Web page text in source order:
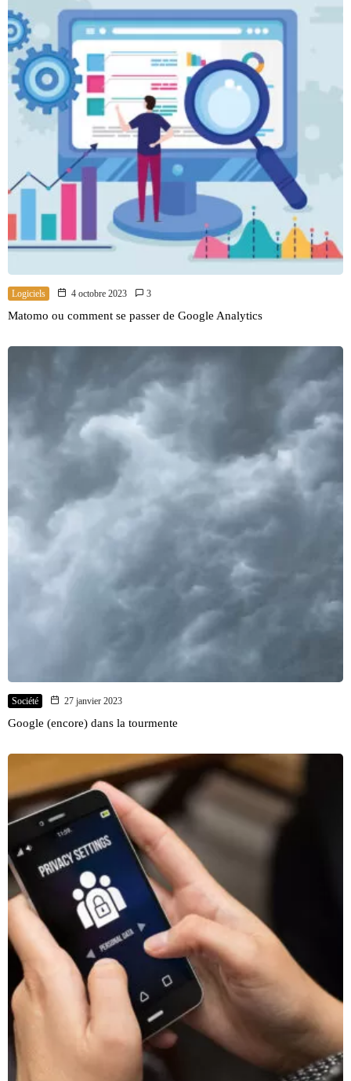
Logiciels 4 octobre 2023 3
Matomo ou comment se passer de Google Analytics
Société 27 janvier 2023
Google (encore) dans la tourmente